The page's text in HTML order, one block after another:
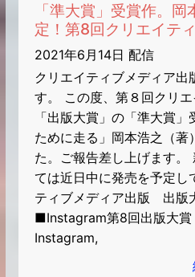
「準大賞」受賞作。
定！第8回クリエイテ
「出版大賞」事務局
2021年6月14日 配信
クリエイティブメディア
す。 この度、第８回クリ
「出版大賞」の「準大賞
ために走る」岡本浩之（著
た。ご報告差し上げます。
ては近日中に発売を予定し
ティブメディア出版 出版
■Instagram第8回出版大賞
Instagram,